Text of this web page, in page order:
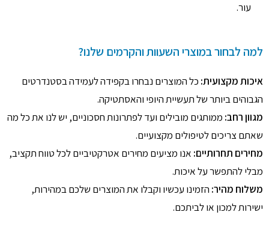
עור.
למה לבחור במוצרי השעוות והקרמים שלנו?
איכות מקצועית: כל המוצרים נבחרו בקפידה לעמידה בסטנדרטים
הגבוהים ביותר של תעשיית היופי והאסתטיקה.
מגוון רחב: ממותגים מובילים ועד לפתרונות חסכוניים, יש לנו את כל מה
שאתם צריכים לטיפולים מקצועיים.
מחירים תחרותיים: אנו מציעים מחירים אטרקטיביים לכל טווח תקציב,
מבלי להתפשר על איכות.
משלוח מהיר: הזמינו עכשיו וקבלו את המוצרים שלכם במהירות,
ישירות למכון או לביתכם.